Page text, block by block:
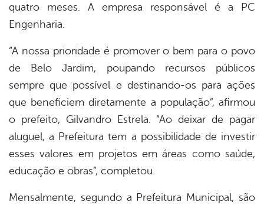
quatro meses. A empresa responsável é a PC
Engenharia.
“A nossa prioridade é promover o bem para o povo
de Belo Jardim, poupando recursos públicos
sempre que possível e destinando-os para ações
que beneficiem diretamente a população”, afirmou
o prefeito, Gilvandro Estrela. “Ao deixar de pagar
aluguel, a Prefeitura tem a possibilidade de investir
esses valores em projetos em áreas como saúde,
educação e obras”, completou.
Mensalmente, segundo a Prefeitura Municipal, são